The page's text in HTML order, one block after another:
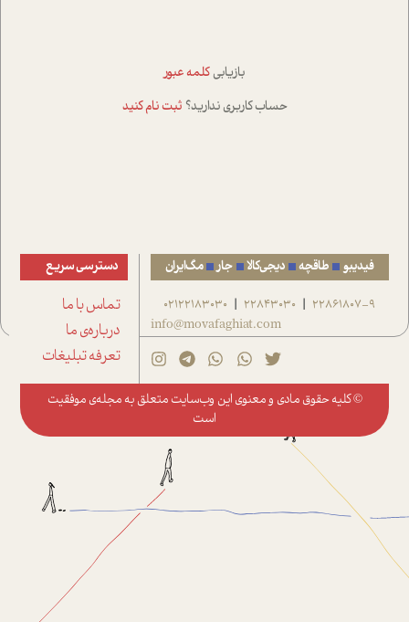
بازیابی کلمه عبور
حساب کاربری ندارید؟ ثبت نام کنید
فیدیبو طاقچه دیجی‌کالا جار مگ‌ایران
22861807-9
|
22843030
|
02122183030
info@movafaghiat.com
دسترسی سریع
تماس با ما
درباره‌ی ما
تعرفه تبلیغات
© کلیه حقوق مادی و معنوی این وب‌سایت متعلق به مجله‌ی موفقیت
است